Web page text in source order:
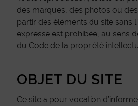
des marques, des photos ou
partir des éléments du site sans
expresse est prohibée, au sens
du Code de la propriété
OBJET DU SITE
Ce site a pour vocation